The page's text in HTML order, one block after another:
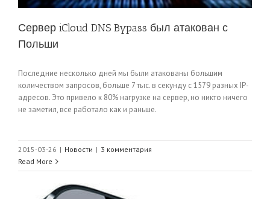
Сервер iCloud DNS Bypass был атакован с
Польши
Последние несколько дней мы были атакованы большим
количеством запросов, больше 7 тыс. в секунду с 1579 разных IP-
адресов. Это привело к 80% нагрузке на сервер, но никто ничего
не заметил, все работало как и раньше.
2015-03-26 | Новости | 3 комментария
Read More